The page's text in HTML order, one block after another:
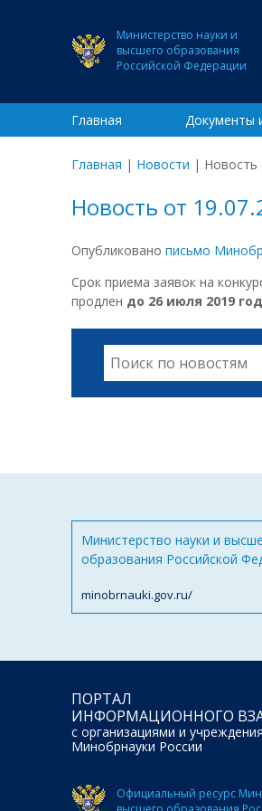
Министерство науки и
высшего образования
Российской Федерации
Главная Документы
Главная | Новости | Новость
Новость от
Опубликовано письмо
Срок приема заявок на
продлен до 26 июля 2019
Министерство науки и
образования Российской
minobrnauki.gov.ru/
ПОРТАЛ
ИНФОРМАЦИОННОГО
с организациями и
Минобрнауки России
Официальный ресурс